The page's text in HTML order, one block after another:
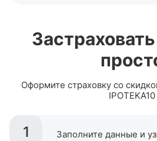
Оформите страховку со
IPOTEKA10
1 Заполните данные и